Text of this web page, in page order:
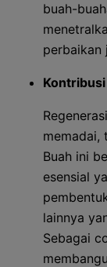
buah-
perbaikan
memadai,
Buah ini
esensial
lainnya
Sebagai